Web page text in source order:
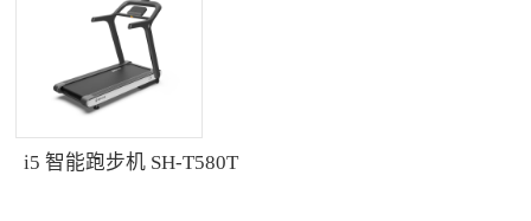
i5 智能跑步机 SH-T580T